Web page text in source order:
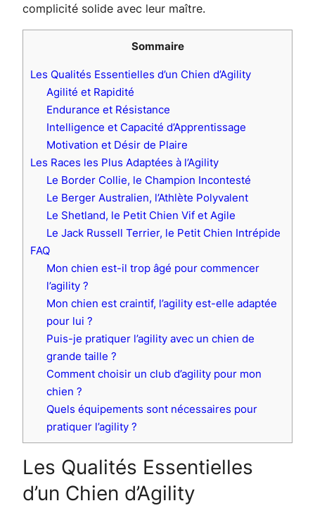
complicité solide avec leur maître.
Sommaire
Les Qualités Essentielles d’un Chien d’Agility
Agilité et Rapidité
Endurance et Résistance
Intelligence et Capacité d’Apprentissage
Motivation et Désir de Plaire
Les Races les Plus Adaptées à l’Agility
Le Border Collie, le Champion Incontesté
Le Berger Australien, l’Athlète Polyvalent
Le Shetland, le Petit Chien Vif et Agile
Le Jack Russell Terrier, le Petit Chien Intrépide
FAQ
Mon chien est-il trop âgé pour commencer
l’agility ?
Mon chien est craintif, l’agility est-elle adaptée
pour lui ?
Puis-je pratiquer l’agility avec un chien de
grande taille ?
Comment choisir un club d’agility pour mon
chien ?
Quels équipements sont nécessaires pour
pratiquer l’agility ?
Les Qualités Essentielles
d’un Chien d’Agility